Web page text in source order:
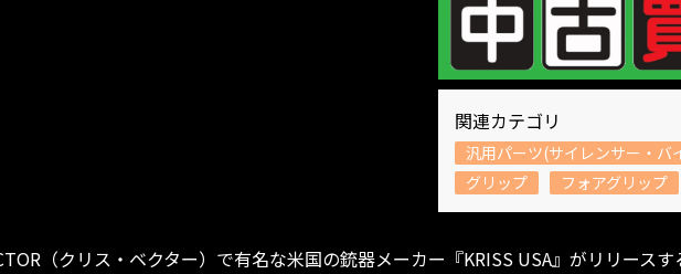
関連カテゴリ
汎用パーツ(サイレンサー・バ
グリップ
フォアグリップ
（クリス・ベクター）で有名な米国の銃器メーカー『KRISS USA』がリリース